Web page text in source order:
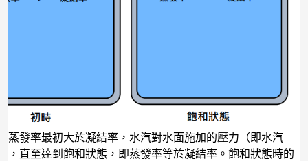
發率最初大於凝結率，水汽對水面施加的壓力（即水汽
，直至達到飽和狀態，即蒸發率等於凝結率。飽和狀態時的